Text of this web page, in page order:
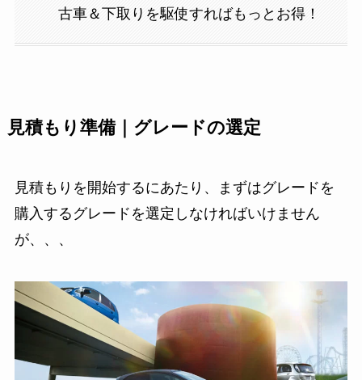
古車＆下取りを駆使すればもっとお得！
見積もり準備｜グレードの選定
見積もりを開始するにあたり、まずはグレードを
購入するグレードを選定しなければいけません
が、、、